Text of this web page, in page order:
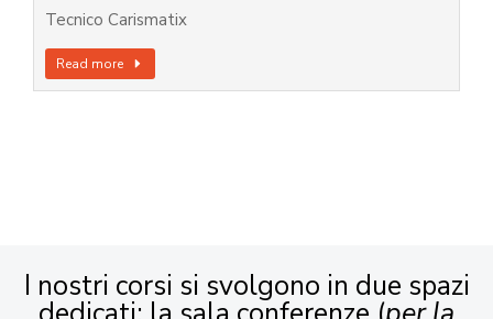
Tecnico Carismatix
Read more
I nostri corsi si svolgono in due spazi